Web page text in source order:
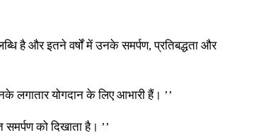
है और इतने वर्षों में उनके समर्पण, प्रतिबद्धता और
लगातार योगदान के लिए आभारी हैं। ’’
को दिखाता है। ’’